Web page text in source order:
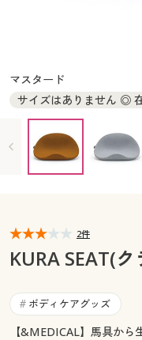
大きいサイズ 事務・制
カタログ・チラシか
デジタルカタログ
カタログ無料プレゼ
マイページ
お気に入り
カタログ無料プレゼ
会員メニュー
閲覧履歴
サポート
マスタード
サイズはありません ◎
2件
KURA SEAT(
# ボディケアグッズ
【&MEDICAL】馬具か